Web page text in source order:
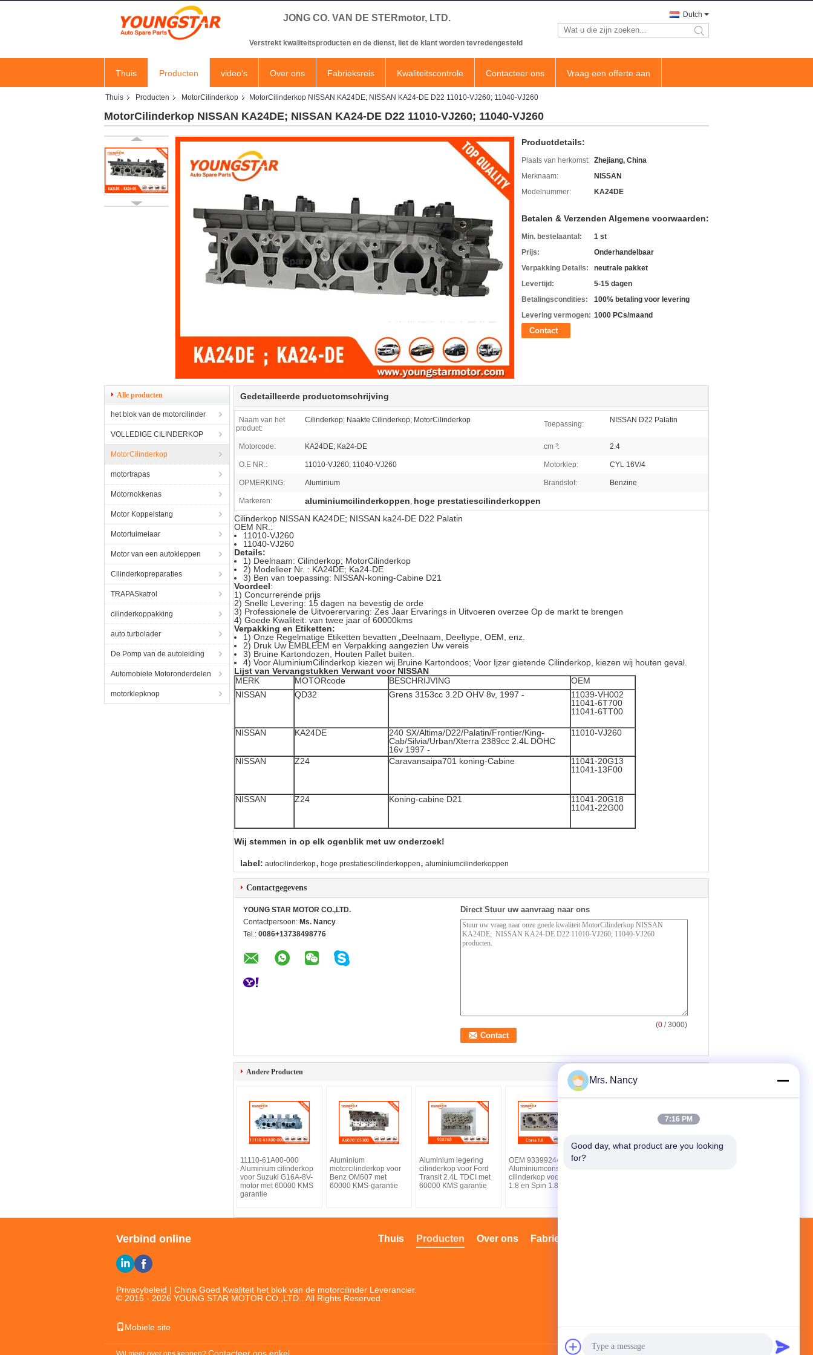
JONG CO. VAN DE STERmotor, LTD.
Verstrekt kwaliteitsproducten en de dienst, liet de klant worden tevredengesteld
Dutch
search
Thuis Producten video's Over ons Fabrieksreis Kwaliteitscontrole Contacteer ons Vraag een offerte aan
Thuis Producten MotorCilinderkop MotorCilinderkop NISSAN KA24DE; NISSAN KA24-DE D22 11010-VJ260; 11040-VJ260
MotorCilinderkop NISSAN KA24DE; NISSAN KA24-DE D22 11010-VJ260; 11040-VJ260
Productdetails:
Plaats van herkomst: Zhejiang, China
Merknaam:
NISSAN
Modelnummer:
KA24DE
Betalen & Verzenden Algemene voorwaarden:
Min. bestelaantal:
1 st
Prijs:
Onderhandelbaar
Verpakking Details:
neutrale pakket
Levertijd:
5-15 dagen
Betalingscondities:
100% betaling voor levering
Levering vermogen: 1000 PCs/maand
Contact
Alle producten
het blok van de motorcilinder
VOLLEDIGE CILINDERKOP
MotorCilinderkop
motortrapas
Motornokkenas
Motor Koppelstang
Motortuimelaar
Motor van een autokleppen
Cilinderkopreparaties
TRAPASkatrol
cilinderkoppakking
auto turbolader
De Pomp van de autoleiding
Automobiele Motoronderdelen
motorklepknop
Gedetailleerde productomschrijving
Naam van het
product:
Cilinderkop; Naakte Cilinderkop; MotorCilinderkop Toepassing: NISSAN D22 Palatin
Motorcode: KA24DE; Ka24-DE cm ³: 2.4
O.E NR.: 11010-VJ260; 11040-VJ260 Motorklep: CYL 16V/4
OPMERKING: Aluminium Brandstof: Benzine
Markeren: aluminiumcilinderkoppen, hoge prestatiescilinderkoppen
Cilinderkop NISSAN KA24DE; NISSAN ka24-DE D22 Palatin
OEM NR.:
11010-VJ260
11040-VJ260
Details:
1) Deelnaam: Cilinderkop; MotorCilinderkop
2) Modelleer Nr. : KA24DE; Ka24-DE
3) Ben van toepassing: NISSAN-koning-Cabine D21
Voordeel:
1) Concurrerende prijs
2) Snelle Levering: 15 dagen na bevestig de orde
3) Professionele de Uitvoerervaring: Zes Jaar Ervarings in Uitvoeren overzee Op de markt te brengen
4) Goede Kwaliteit: van twee jaar of 60000kms
Verpakking en Etiketten:
1) Onze Regelmatige Etiketten bevatten „Deelnaam, Deeltype, OEM, enz.
2) Druk Uw EMBLEEM en Verpakking aangezien Uw vereis
3) Bruine Kartondozen, Houten Pallet buiten.
4) Voor AluminiumCilinderkop kiezen wij Bruine Kartondoos; Voor Ijzer gietende Cilinderkop, kiezen wij houten geval.
Lijst van Vervangstukken Verwant voor NISSAN
MERK
MOTORcode BESCHRIJVING
OEM
NISSAN
QD32 Grens 3153cc 3.2D OHV 8v, 1997 -
11039-VH002
11041-6T700
11041-6TT00
NISSAN KA24DE
240 SX/Altima/D22/Palatin/Frontier/King-
Cab/Silvia/Urban/Xterra 2389cc 2.4L DOHC
16v 1997 -
11010-VJ260
NISSAN Z24 Caravansaipa701 koning-Cabine
11041-20G13
11041-13F00
NISSAN Z24 Koning-cabine D21
11041-20G18
11041-22G00
Wij stemmen in op elk ogenblik met uw onderzoek!
label: autocilinderkop, hoge prestatiescilinderkoppen, aluminiumcilinderkoppen
Contactgegevens
YOUNG STAR MOTOR CO.,LTD.
Contactpersoon: Ms. Nancy
Tel.: 0086+13738498776
Direct Stuur uw aanvraag naar ons
(0 / 3000)
Andere Producten
11110-61A00-000
Aluminium cilinderkop
voor Suzuki G16A-8V-
motor met 60000 KMS
garantie
Aluminium
motorcilinderkop voor
Benz OM607 met
60000 KMS-garantie
Aluminium legering
cilinderkop voor Ford
Transit 2.4L TDCI met
60000 KMS garantie
OEM 93399244
Aluminiumconstructie 4
cilinderkop voor Corsa
1.8 en Spin 1.8
Verbind online Fabrieksreis
Over ons
Producten
Thuis
Privacybeleid | China Goed Kwaliteit het blok van de motorcilinder Leverancier.
© 2015 - 2026 YOUNG STAR MOTOR CO.,LTD.. All Rights Reserved.
Mobiele site
Mrs. Nancy
7:16 PM
Good day, what product are you looking
for?